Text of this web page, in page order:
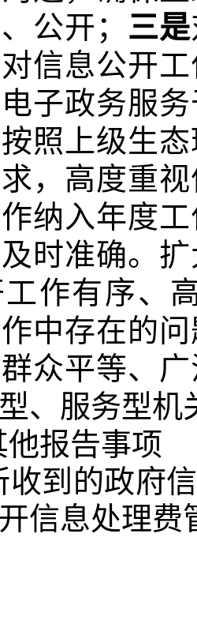
公开 ； 三是
信息公开
子政务服
按照上级生
，高度重
纳入年度
时准确。
作有序、
中存在的
众平等、
、服务型机
他报告事项
收到的政府
信息处理